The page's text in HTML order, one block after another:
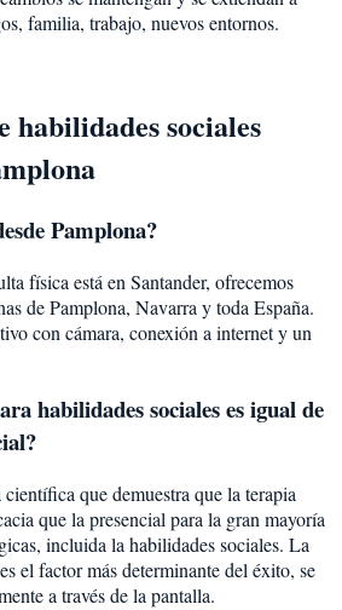
familia, trabajo, nuevos entornos.
habilidades sociales
Pamplona?
física está en Santander, ofrecemos
dePamplona, Navarra y toda España.
con cámara, conexión a internet y un
habilidades socialeses igual de
que demuestra que la terapia
que la presencial para la gran mayoría
incluida la habilidades sociales. La
el factor más determinante del éxito, se
a través de la pantalla.